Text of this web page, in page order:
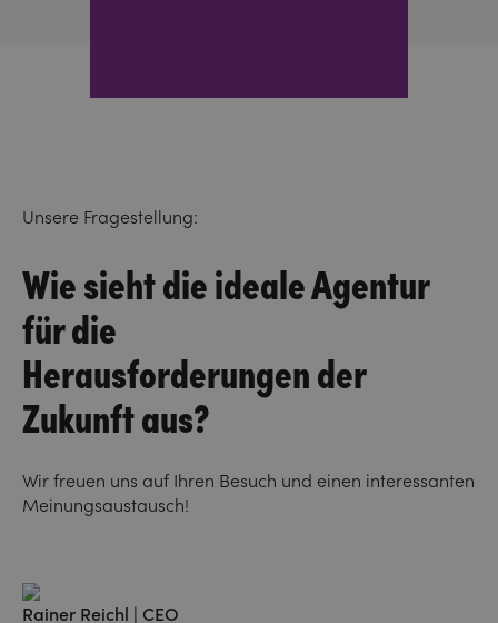
Unsere Fragestellung:
Wie sieht die ideale Agentur
für die
Herausforderungen der
Zukunft aus?
Wir freuen uns auf Ihren Besuch und einen interessanten
Meinungsaustausch!
Rainer Reichl | CEO